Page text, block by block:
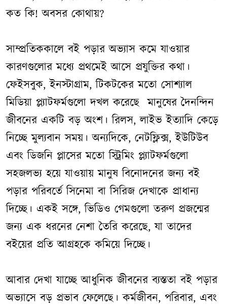
কত কি! অবসর কোথায়?
সাম্প্রতিককালে বই পড়ার অভ্যাস কমে যাওয়ার
কারণগুলোর মধ্যে প্রথমেই আসে প্রযুক্তির কথা।
ফেইসবুক, ইনস্টাগ্রাম, টিকটকের মতো সোশ্যাল
মিডিয়া প্ল্যাটফর্মগুলো দখল করেছে মানুষের দৈনন্দিন
জীবনের একটি বড় অংশ। রিলস, লাইভ ইত্যাদি কেড়ে
নিচ্ছে মুল্যবান সময়। অন্যদিকে, নেটফ্লিক্স, ইউটিউব
এবং ডিজনি প্লাসের মতো স্ট্রিমিং প্ল্যাটফর্মগুলো
সহজলভ্য হয়ে যাওয়ায় মানুষ বিনোদনের জন্য বই
পড়ার পরিবর্তে সিনেমা বা সিরিজ দেখাকে প্রাধান্য
দিচ্ছে। একই সঙ্গে, ভিডিও গেমগুলো তরুণ প্রজন্মের
জন্য এক ধরনের নেশা তৈরি করেছে, যা তাদের
বইয়ের প্রতি আগ্রহকে কমিয়ে দিচ্ছে।
আবার দেখা যাচ্ছে আধুনিক জীবনের ব্যস্ততা বই পড়ার
অভ্যাসে বড় প্রভাব ফেলেছে। কর্মজীবন, পরিবার, এবং